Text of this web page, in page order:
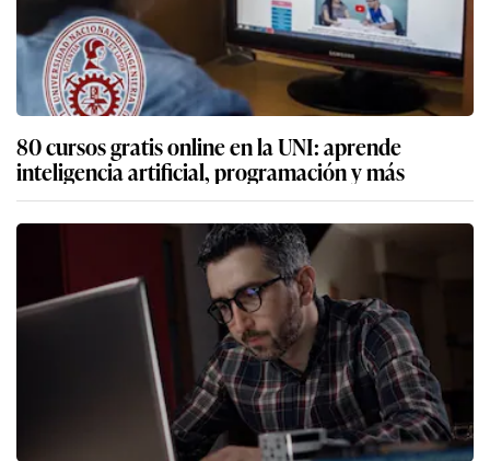
80 cursos gratis online en la UNI: aprende
inteligencia artificial, programación y más